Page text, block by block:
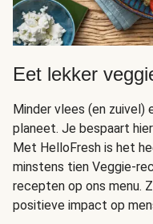
Eet lekker
Minder vlees (en zuivel)
planeet. Je bespaart
Met HelloFresh is het
minstens tien Veggie-
recepten op ons menu.
positieve impact op